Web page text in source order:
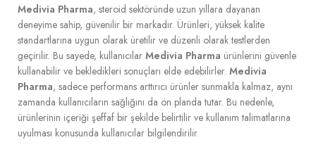
Medivia Pharma, steroid sektöründe uzun yıllara dayanan
deneyime sahip, güvenilir bir markadır. Ürünleri, yüksek kalite
standartlarına uygun olarak üretilir ve düzenli olarak testlerden
geçirilir. Bu sayede, kullanıcılar Medivia Pharma ürünlerini güvenle
kullanabilir ve bekledikleri sonuçları elde edebilirler. Medivia
Pharma, sadece performans arttırıcı ürünler sunmakla kalmaz, aynı
zamanda kullanıcıların sağlığını da ön planda tutar. Bu nedenle,
ürünlerinin içeriği şeffaf bir şekilde belirtilir ve kullanım talimatlarına
uyulması konusunda kullanıcılar bilgilendirilir.